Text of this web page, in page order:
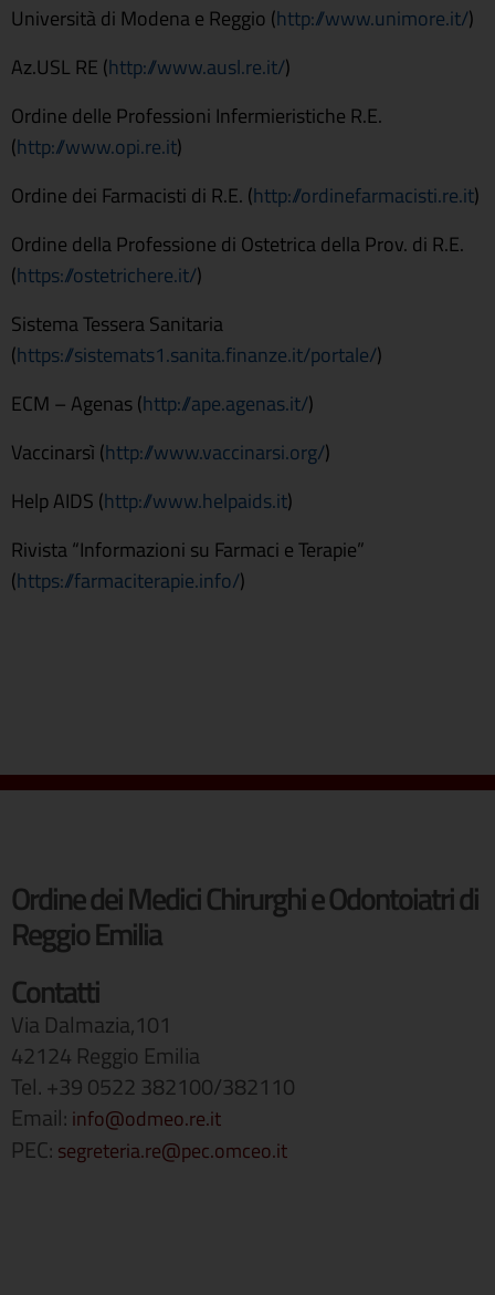
Università di Modena e Reggio (http://www.unimore.it/)
Az.USL RE (http://www.ausl.re.it/)
Ordine delle Professioni Infermieristiche R.E.
(http://www.opi.re.it)
Ordine dei Farmacisti di R.E. (http://ordinefarmacisti.re.it)
Ordine della Professione di Ostetrica della Prov. di R.E.
(https://ostetrichere.it/)
Sistema Tessera Sanitaria
(https://sistemats1.sanita.finanze.it/portale/)
ECM – Agenas (http://ape.agenas.it/)
Vaccinarsì (http://www.vaccinarsi.org/)
Help AIDS (http://www.helpaids.it)
Rivista “Informazioni su Farmaci e Terapie”
(https://farmaciterapie.info/)
Ordine dei Medici Chirurghi e Odontoiatri di
Reggio Emilia
Contatti
Via Dalmazia,101
42124 Reggio Emilia
Tel. +39 0522 382100/382110
Email: info@odmeo.re.it
PEC: segreteria.re@pec.omceo.it